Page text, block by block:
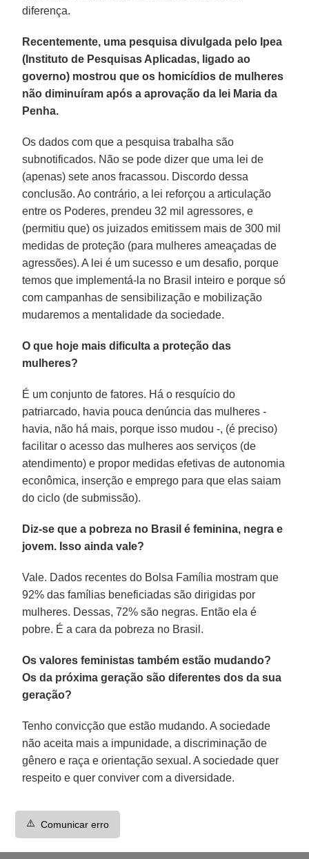
diferença.
Recentemente, uma pesquisa divulgada pelo Ipea
(Instituto de Pesquisas Aplicadas, ligado ao
governo) mostrou que os homicídios de mulheres
não diminuíram após a aprovação da lei Maria da
Penha.
Os dados com que a pesquisa trabalha são
subnotificados. Não se pode dizer que uma lei de
(apenas) sete anos fracassou. Discordo dessa
conclusão. Ao contrário, a lei reforçou a articulação
entre os Poderes, prendeu 32 mil agressores, e
(permitiu que) os juizados emitissem mais de 300 mil
medidas de proteção (para mulheres ameaçadas de
agressões). A lei é um sucesso e um desafio, porque
temos que implementá-la no Brasil inteiro e porque só
com campanhas de sensibilização e mobilização
mudaremos a mentalidade da sociedade.
O que hoje mais dificulta a proteção das
mulheres?
É um conjunto de fatores. Há o resquício do
patriarcado, havia pouca denúncia das mulheres -
havia, não há mais, porque isso mudou -, (é preciso)
facilitar o acesso das mulheres aos serviços (de
atendimento) e propor medidas efetivas de autonomia
econômica, inserção e emprego para que elas saiam
do ciclo (de submissão).
Diz-se que a pobreza no Brasil é feminina, negra e
jovem. Isso ainda vale?
Vale. Dados recentes do Bolsa Família mostram que
92% das famílias beneficiadas são dirigidas por
mulheres. Dessas, 72% são negras. Então ela é
pobre. É a cara da pobreza no Brasil.
Os valores feministas também estão mudando?
Os da próxima geração são diferentes dos da sua
geração?
Tenho convicção que estão mudando. A sociedade
não aceita mais a impunidade, a discriminação de
gênero e raça e orientação sexual. A sociedade quer
respeito e quer conviver com a diversidade.
⚠️ Comunicar erro